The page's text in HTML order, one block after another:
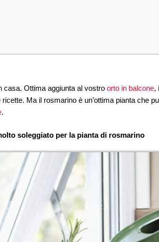
casa. Ottima aggiunta al vostro orto in balcone,
Ma il rosmarino è un’ottima pianta che
.
soleggiato per la pianta di rosmarino